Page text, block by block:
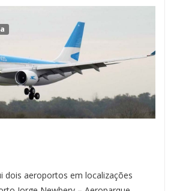
dois aeroportos em localizações